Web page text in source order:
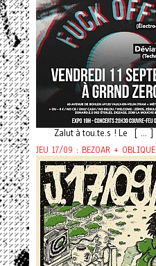
Zalut à tou.te.s ! Le [ ... ]
JEU 17/09 : BEZOAR +